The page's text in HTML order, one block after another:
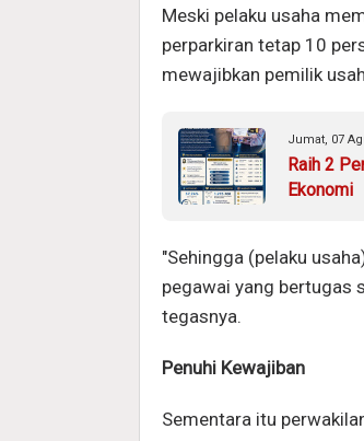
Meski pelaku usaha
perparkiran tetap 10
mewajibkan pemilik
Jumat, 07
Raih 2
Ekonomi
"Sehingga (pelaku
pegawai yang bertugas
tegasnya.
Penuhi Kewajiban
Sementara itu